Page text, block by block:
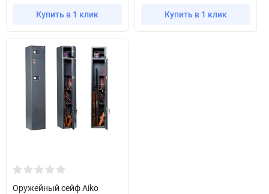
Купить в 1 клик Купить в 1 клик
Оружейный сейф Aiko